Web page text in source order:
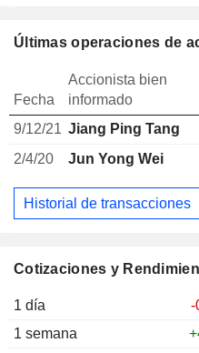
Cotizaciones y
1 día
-
1 semana
Últimas operaciones de
Fecha
Accionista bien
informado
9/12/21 Jiang Ping Tang
2/4/20
Jun Yong Wei
Historial de transacciones